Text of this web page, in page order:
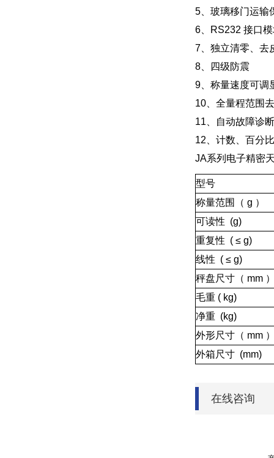
5、玻璃移门运输
6、RS232 接口
7、独立清零、去
8、四级防震
9、称量速度可调
10、全量程范围
11、自动故障诊
12、计数、百分
JA系列电子精密
型号
称量范围（ g ）
可读性 (g)
重复性 ( ≤ g)
线性 ( ≤ g)
秤盘尺寸（ mm
毛重 ( kg)
净重 (kg)
外形尺寸（ mm
外箱尺寸 (mm)
在线咨询